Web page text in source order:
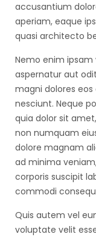
accusantium
aperiam, eaque
quasi architecto
Nemo enim
aspernatur aut
magni dolores
nesciunt. Neque
quia dolor sit
non numquam
dolore magnam
ad minima
corporis suscipit
commodi
Quis autem vel
voluptate velit